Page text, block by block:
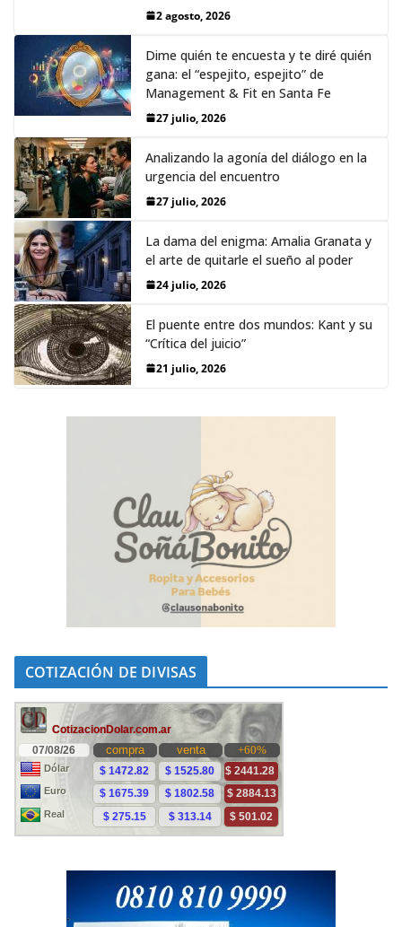
2 agosto, 2026
Dime quién te encuesta y te diré quién
gana: el “espejito, espejito” de
Management & Fit en Santa Fe
27 julio, 2026
Analizando la agonía del diálogo en la
urgencia del encuentro
27 julio, 2026
La dama del enigma: Amalia Granata y
el arte de quitarle el sueño al poder
24 julio, 2026
El puente entre dos mundos: Kant y su
“Crítica del juicio”
21 julio, 2026
COTIZACIÓN DE DIVISAS